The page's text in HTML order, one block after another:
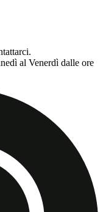
al Venerdì dalle ore